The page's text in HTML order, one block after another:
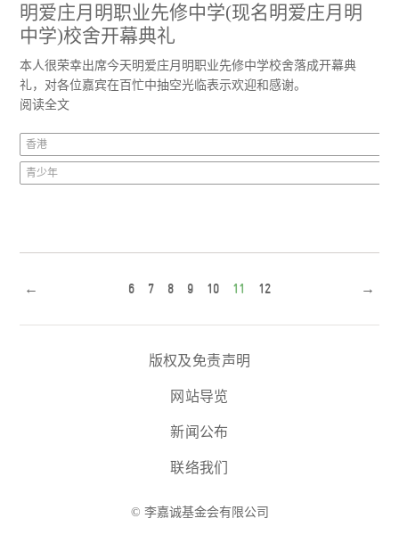
明爱庄月明职业先修中学(现名明爱庄月明
中学)校舍开幕典礼
本人很荣幸出席今天明爱庄月明职业先修中学校舍落成开幕典
礼，对各位嘉宾在百忙中抽空光临表示欢迎和感谢。
阅读全文
香港
青少年
← 6 7 8 9 10 11 12 →
版权及免责声明
网站导览
新闻公布
联络我们
© 李嘉诚基金会有限公司